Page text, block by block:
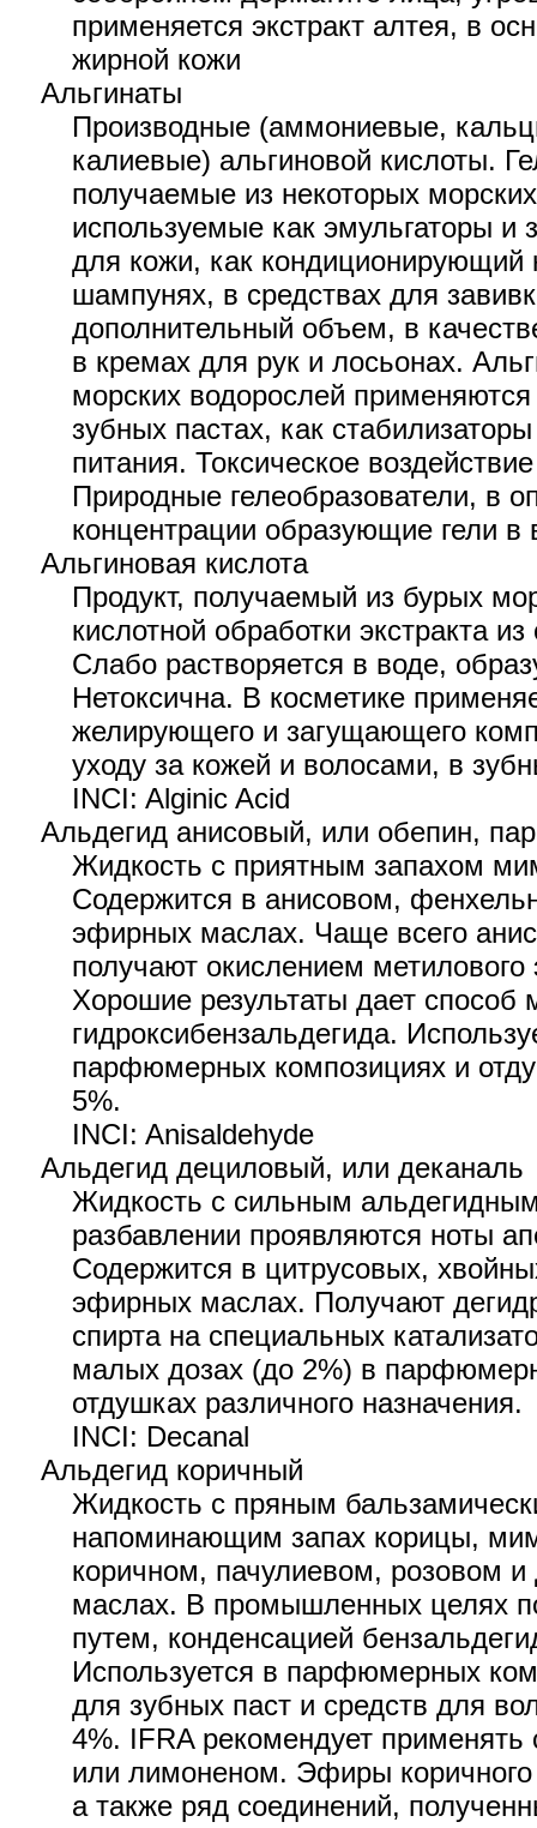
применяется экстракт алтея, в
жирной кожи
Альгинаты
Производные (аммониевые,
калиевые) альгиновой кислоты.
получаемые из некоторых
используемые как эмульгаторы и
для кожи, как
шампунях, в средствах для
дополнительный объем, в
в кремах для рук и лосьонах.
морских водорослей применяются
зубных пастах, как
питания. Токсическое
Природные гелеобразователи, в
концентрации образующие гели в
Альгиновая кислота
Продукт, получаемый из бурых
кислотной обработки экстракта
Слабо растворяется в воде,
Нетоксична. В косметике
желирующего и загущающего
уходу за кожей и волосами, в
INCI: Alginic Acid
Альдегид анисовый, или обепин,
Жидкость с приятным запахом
Содержится в анисовом,
эфирных маслах. Чаще всего
получают окислением
Хорошие результаты дает способ
гидроксибензальдегида.
парфюмерных композициях и
5%.
INCI: Anisaldehyde
Альдегид дециловый, или деканаль
Жидкость с сильным
разбавлении проявляются ноты
Содержится в цитрусовых,
эфирных маслах. Получают
спирта на специальных
малых дозах (до 2%) в
отдушках различного назначения.
INCI: Decanal
Альдегид коричный
Жидкость с пряным
напоминающим запах корицы,
коричном, пачулиевом, розовом
маслах. В промышленных целях
путем, конденсацией
Используется в парфюмерных
для зубных паст и средств для
4%. IFRA рекомендует применять
или лимоненом. Эфиры
а также ряд соединений,